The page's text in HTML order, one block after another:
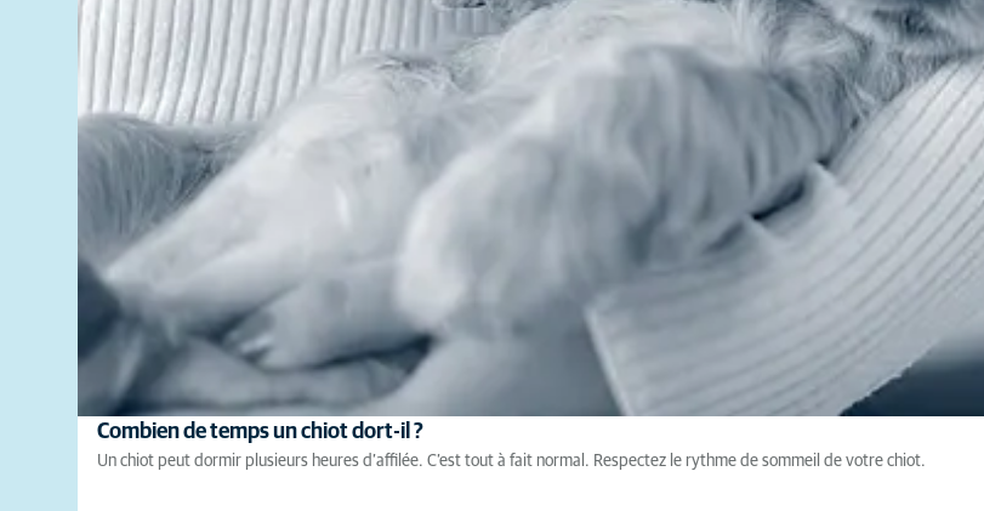
Combien de temps un chiot dort-il ?
Un chiot peut dormir plusieurs heures d’affilée. C’est tout à fait normal. Respectez le rythme de sommeil de votre chiot.